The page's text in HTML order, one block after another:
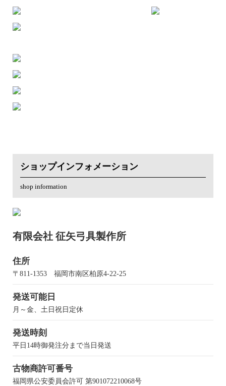
ショップインフォメーション
shop information
有限会社 征矢弓具製作所
住所
〒811-1353 福岡市南区柏原4-22-25
発送可能日
月～金、土日祝日定休
発送時刻
平日14時御発注分まで当日発送
古物商許可番号
福岡県公安委員会許可 第901072210068号